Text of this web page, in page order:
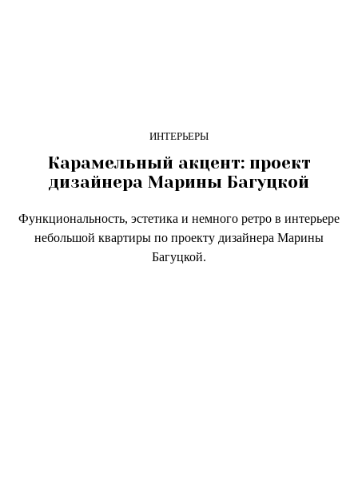
ИНТЕРЬЕРЫ
Карамельный акцент: проект
дизайнера Марины Багуцкой
Функциональность, эстетика и немного ретро в интерьере
небольшой квартиры по проекту дизайнера Марины
Багуцкой.